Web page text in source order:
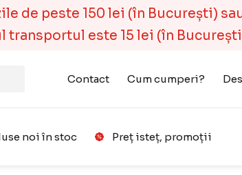
de peste 150 lei (în București)
este 15 lei (în
Contact Cum cumperi?
noi în stoc Preț isteț, promoții